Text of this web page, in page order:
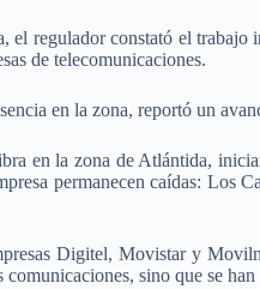
el regulador constató el
de telecomunicaciones.
en la zona, reportó un
en la zona de Atlántida,
permanecen caídas: Los
Digitel, Movistar y
comunicaciones, sino que se